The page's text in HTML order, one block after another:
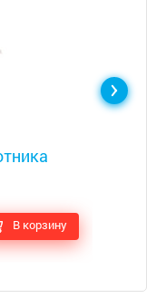
В корзину